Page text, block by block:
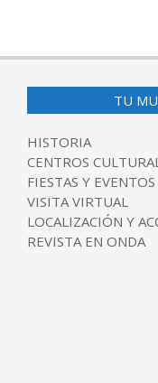
TU
HISTORIA
CENTROS
FIESTAS Y EVENTOS
VISITA VIRTUAL
LOCALIZACIÓN Y
REVISTA EN ONDA